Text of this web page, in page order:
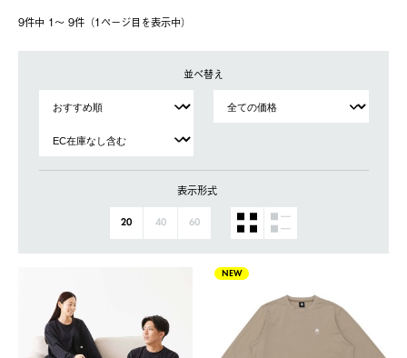
9件中 1〜 9件（1ページ⽬を表⽰中）
並べ替え
表示形式
20 40 60
NEW